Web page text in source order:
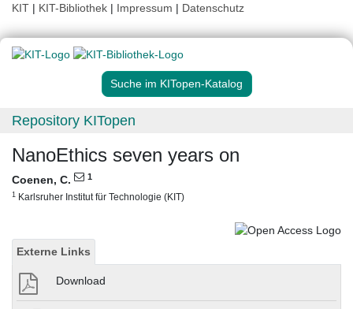
KIT | KIT-Bibliothek | Impressum | Datenschutz
Suche im KITopen-Katalog
Repository KITopen
NanoEthics seven years on
Coenen, C. 1
1 Karlsruher Institut für Technologie (KIT)
Externe Links
Download